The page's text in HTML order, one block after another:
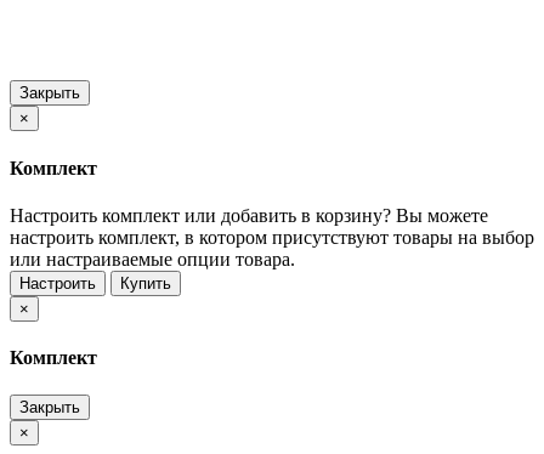
Закрыть
×
Комплект
Настроить комплект или добавить в корзину? Вы можете
настроить комплект, в котором присутствуют товары на выбор
или настраиваемые опции товара.
Настроить
Купить
×
Комплект
Закрыть
×